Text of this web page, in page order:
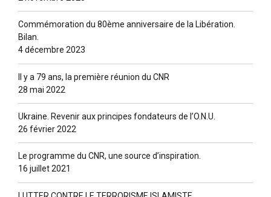
Commémoration du 80ème anniversaire de la Libération.
Bilan.
4 décembre 2023
Il y a 79 ans, la première réunion du CNR
28 mai 2022
Ukraine. Revenir aux principes fondateurs de l’O.N.U.
26 février 2022
Le programme du CNR, une source d’inspiration.
16 juillet 2021